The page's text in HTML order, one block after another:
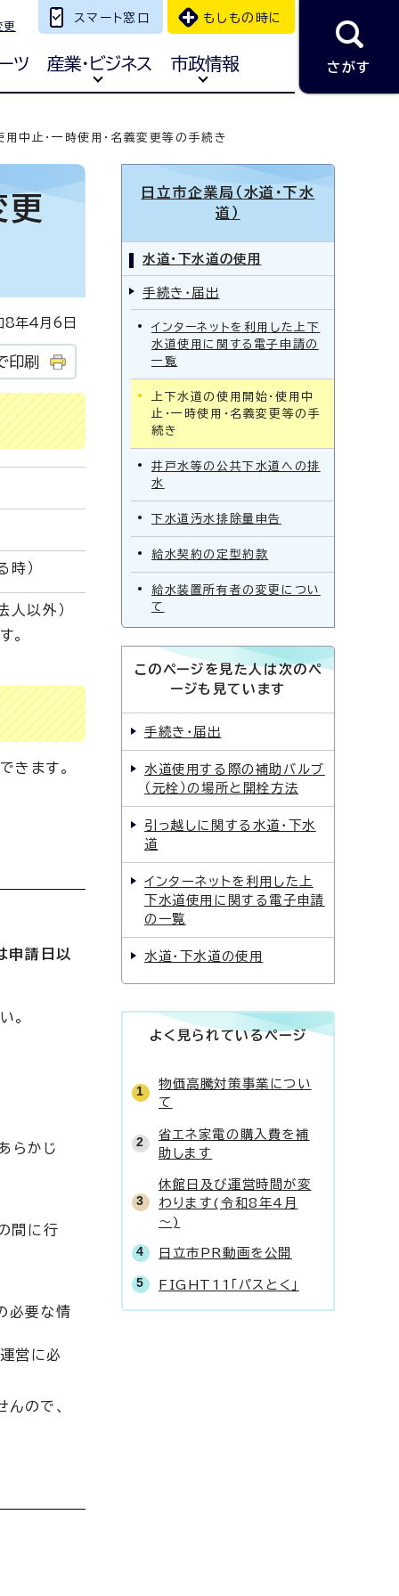
更
スマート窓口 もしもの時に
ツ 産業・ビジネス 市政情報 さがす
用中止・一時使用・名義変更等の手続き
更
年4月6日
印刷
）
以外）
。
きます。
申請日以
。
らかじ
間に行
必要な情
営に必
ので、
日立市企業局（水道・下水
道）
水道・下水道の使用
手続き・届出
インターネットを利用した上下
水道使用に関する電子申請の
一覧
上下水道の使用開始・使用中
止・一時使用・名義変更等の手
続き
井戸水等の公共下水道への排
水
下水道汚水排除量申告
給水契約の定型約款
給水装置所有者の変更につい
て
このページを見た人は次のペ
ージも見ています
手続き・届出
水道使用する際の補助バルブ
（元栓）の場所と開栓方法
引っ越しに関する水道・下水
道
インターネットを利用した上
下水道使用に関する電子申請
の一覧
水道・下水道の使用
よく見られているページ
物価高騰対策事業につい
て
省エネ家電の購入費を補
助します
休館日及び運営時間が変
わります(令和8年4月
～)
日立市PR動画を公開
FIGHT11「パスとく」